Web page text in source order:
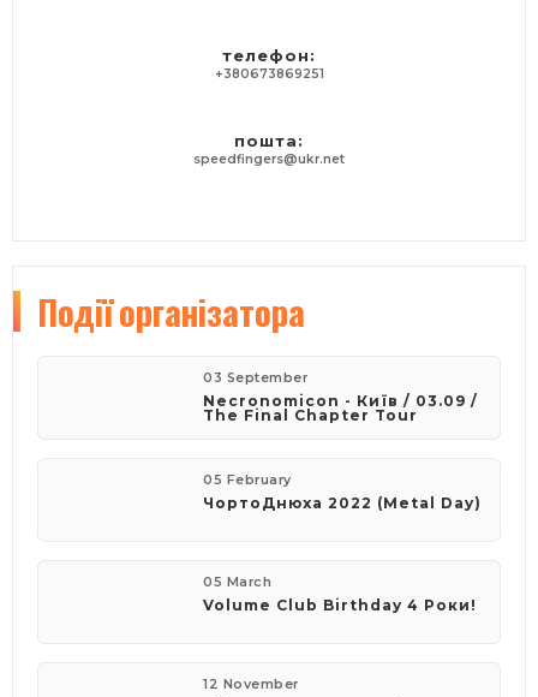
телефон:
+380673869251
пошта:
speedfingers@ukr.net
Подіїорганізатора
03 September
Necronomicon - Київ / 03.09 /
The Final Chapter Tour
05 February
​ЧортоДнюха 2022 (Metal Day)
05 March
Volume Club Birthday 4 Роки!
12 November